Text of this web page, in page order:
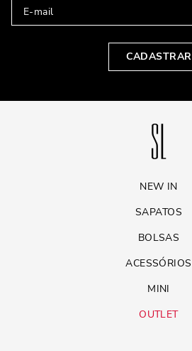
CADASTRAR
NEW IN
SAPATOS
BOLSAS
ACESSÓRIOS
MINI
OUTLET